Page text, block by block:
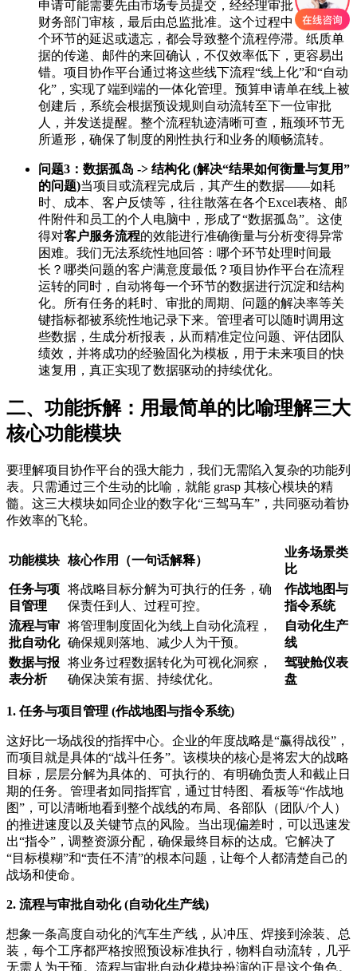
申请可能需要先由市场专员提交，经经理审批，再转至
财务部门审核，最后由总监批准。这个过程中，任何一
个环节的延迟或遗忘，都会导致整个流程停滞。纸质单
据的传递、邮件的来回确认，不仅效率低下，更容易出
错。项目协作平台通过将这些线下流程“线上化”和“自动
化”，实现了端到端的一体化管理。预算申请单在线上被
创建后，系统会根据预设规则自动流转至下一位审批
人，并发送提醒。整个流程轨迹清晰可查，瓶颈环节无
所遁形，确保了制度的刚性执行和业务的顺畅流转。
问题3：数据孤岛 -> 结构化 (解决“结果如何衡量与复用”
的问题)当项目或流程完成后，其产生的数据——如耗
时、成本、客户反馈等，往往散落在各个Excel表格、邮
件附件和员工的个人电脑中，形成了“数据孤岛”。这使
得对客户服务流程的效能进行准确衡量与分析变得异常
困难。我们无法系统性地回答：哪个环节处理时间最
长？哪类问题的客户满意度最低？项目协作平台在流程
运转的同时，自动将每一个环节的数据进行沉淀和结构
化。所有任务的耗时、审批的周期、问题的解决率等关
键指标都被系统性地记录下来。管理者可以随时调用这
些数据，生成分析报表，从而精准定位问题、评估团队
绩效，并将成功的经验固化为模板，用于未来项目的快
速复用，真正实现了数据驱动的持续优化。
二、功能拆解：用最简单的比喻理解三大
核心功能模块
要理解项目协作平台的强大能力，我们无需陷入复杂的功能列
表。只需通过三个生动的比喻，就能 grasp 其核心模块的精
髓。这三大模块如同企业的数字化“三驾马车”，共同驱动着协
作效率的飞轮。
功能模块 核心作用（一句话解释）
业务场景类
比
任务与项
目管理
将战略目标分解为可执行的任务，确
保责任到人、过程可控。
作战地图与
指令系统
流程与审
批自动化
将管理制度固化为线上自动化流程，
确保规则落地、减少人为干预。
自动化生产
线
数据与报
表分析
将业务过程数据转化为可视化洞察，
确保决策有据、持续优化。
驾驶舱仪表
盘
1. 任务与项目管理 (作战地图与指令系统)
这好比一场战役的指挥中心。企业的年度战略是“赢得战役”，
而项目就是具体的“战斗任务”。该模块的核心是将宏大的战略
目标，层层分解为具体的、可执行的、有明确负责人和截止日
期的任务。管理者如同指挥官，通过甘特图、看板等“作战地
图”，可以清晰地看到整个战线的布局、各部队（团队/个人）
的推进速度以及关键节点的风险。当出现偏差时，可以迅速发
出“指令”，调整资源分配，确保最终目标的达成。它解决了
“目标模糊”和“责任不清”的根本问题，让每个人都清楚自己的
战场和使命。
2. 流程与审批自动化 (自动化生产线)
想象一条高度自动化的汽车生产线，从冲压、焊接到涂装、总
装，每个工序都严格按照预设标准执行，物料自动流转，几乎
无需人为干预。流程与审批自动化模块扮演的正是这个角色。